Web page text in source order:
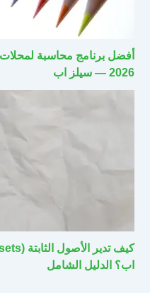
أفضل برنامج محاسبة
2026 — سيلز اب
اب؟ الدليل الشامل